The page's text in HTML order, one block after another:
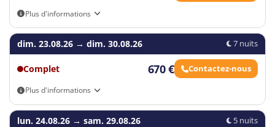
Plus d'informations
Arrivée autonome
dim. 23.08.26 → dim. 30.08.26 7 nuits
Complet 670 € Contactez-nous
Plus d'informations
Arrivée autonome
lun. 24.08.26 → sam. 29.08.26 5 nuits